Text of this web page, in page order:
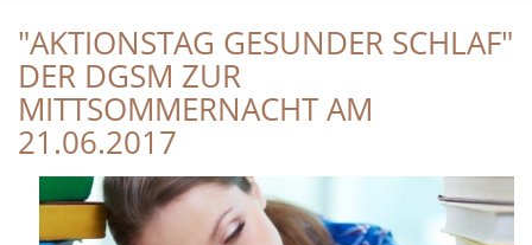
und Schlafmedizin
(AZLS)
"AKTIONSTAG GESUNDER SCHLAF"
DER DGSM ZUR
MITTSOMMERNACHT AM
21.06.2017